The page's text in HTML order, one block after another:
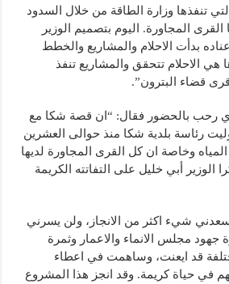
تنفذها وزارة الطاقة من خلال السدود
القرى المجاورة. اليوم بتصميم الوزير
بدأت الاحلام والمشاريع والخطط
هي الاحلام تتحقق والمشاريع تنفذ
قرى قضاء البترون”.
رحب بالحضور فقال: “ان قصة شكا مع
رئاسة بلدية شكا منذ حوالى العشرين
وخاصة ان كل القرى المجاورة لديها
الوزير أبي خليل على التفاتته الكريمة
شيء اكثر من الانجاز، ولن يسرني
جهود مجلس الانماء والاعمار وثمرة
قد ايعنت، وساهمت في اعطاء
في حياة كريمة. وقد انجز هذا المشروع